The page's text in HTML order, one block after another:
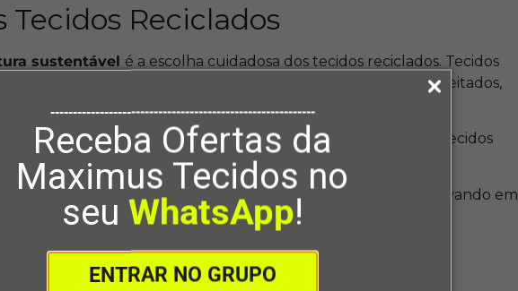
-----------------------------------------------------------
Receba Ofertas da
Maximus Tecidos no
seu WhatsApp!
ENTRAR NO GRUPO
Tecidos Reciclados
sustentável é a escolha cuidadosa dos tecidos reciclados. Tecidos
materiais como garrafas de plástico recicladas, jeans reaproveitados,
mais.
com menor impacto ambiental em comparação com tecidos
e selecionar tecidos que atendam às suas necessidades, levando em
o conforto e o objetivo final da sua criação.
disponíveis no mercado oferece muitas opções para